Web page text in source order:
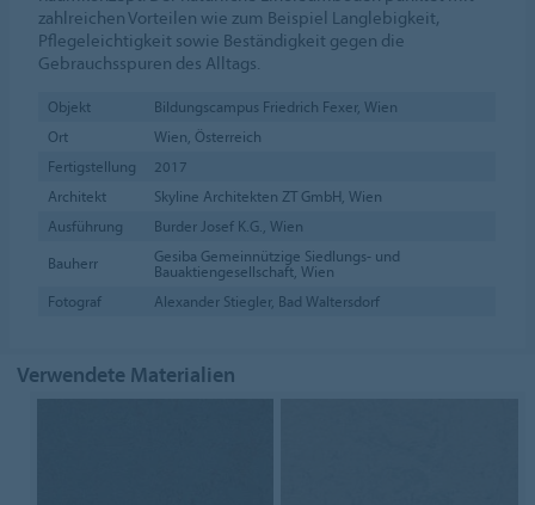
zahlreichen Vorteilen wie zum Beispiel Langlebigkeit,
Pflegeleichtigkeit sowie Beständigkeit gegen die
Gebrauchsspuren des Alltags.
Objekt
Bildungscampus Friedrich Fexer, Wien
Ort
Wien, Österreich
Fertigstellung
2017
Architekt
Skyline Architekten ZT GmbH, Wien
Ausführung
Burder Josef K.G., Wien
Bauherr
Gesiba Gemeinnützige Siedlungs- und
Bauaktiengesellschaft, Wien
Fotograf
Alexander Stiegler, Bad Waltersdorf
Verwendete Materialien